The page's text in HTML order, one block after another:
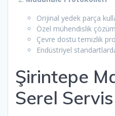
Orijinal yedek parça
Özel mühendislik
Çevre dostu temizlik
Endüstriyel
Şirintepe
Serel Servis